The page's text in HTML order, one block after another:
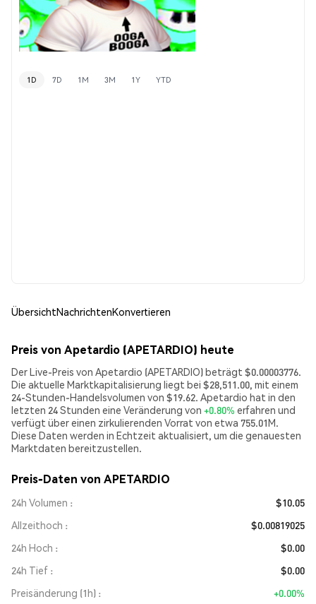
1D 7D 1M 3M 1Y YTD
ÜbersichtNachrichtenKonvertieren
Preis von Apetardio (APETARDIO) heute
Der Live-Preis von Apetardio (APETARDIO) beträgt $0.00003776.
Die aktuelle Marktkapitalisierung liegt bei $28,511.00, mit einem
24-Stunden-Handelsvolumen von $19.62. Apetardio hat in den
letzten 24 Stunden eine Veränderung von +0.80% erfahren und
verfügt über einen zirkulierenden Vorrat von etwa 755.01M.
Diese Daten werden in Echtzeit aktualisiert, um die genauesten
Marktdaten bereitzustellen.
Preis-Daten von APETARDIO
24h Volumen
$10.05
Allzeithoch
$0.00819025
24h Hoch
$0.00
24h Tief
$0.00
Preisänderung (1h)
+0.00%